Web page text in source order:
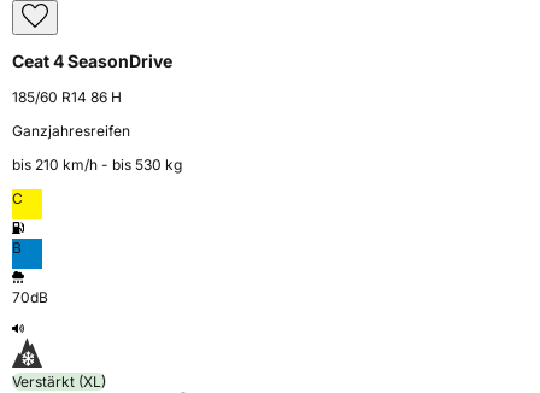
Ceat 4 SeasonDrive
185/60 R14 86 H
Ganzjahresreifen
bis 210 km⁠/⁠h - bis 530 kg
C
B
70dB
Verstärkt (XL)